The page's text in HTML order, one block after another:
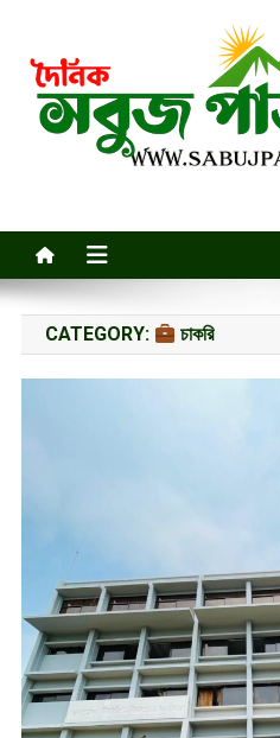
content
CATEGORY: চাকরি